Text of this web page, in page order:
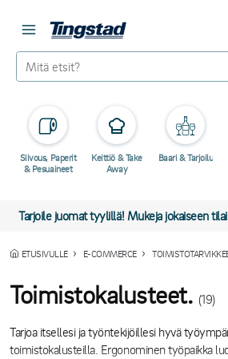
Siivous, Paperit
& Pesuaineet
Keittiö & Take
Away
Baari & Tarjoilu
Tarjoile juomat tyylillä! Mukeja jokaiseen
ETUSIVULLE E-COMMERCE
Toimistokalusteet. (19)
Tarjoa itsellesi ja työntekijöillesi hyvä
toimistokalusteilla. Ergonominen työpaikka